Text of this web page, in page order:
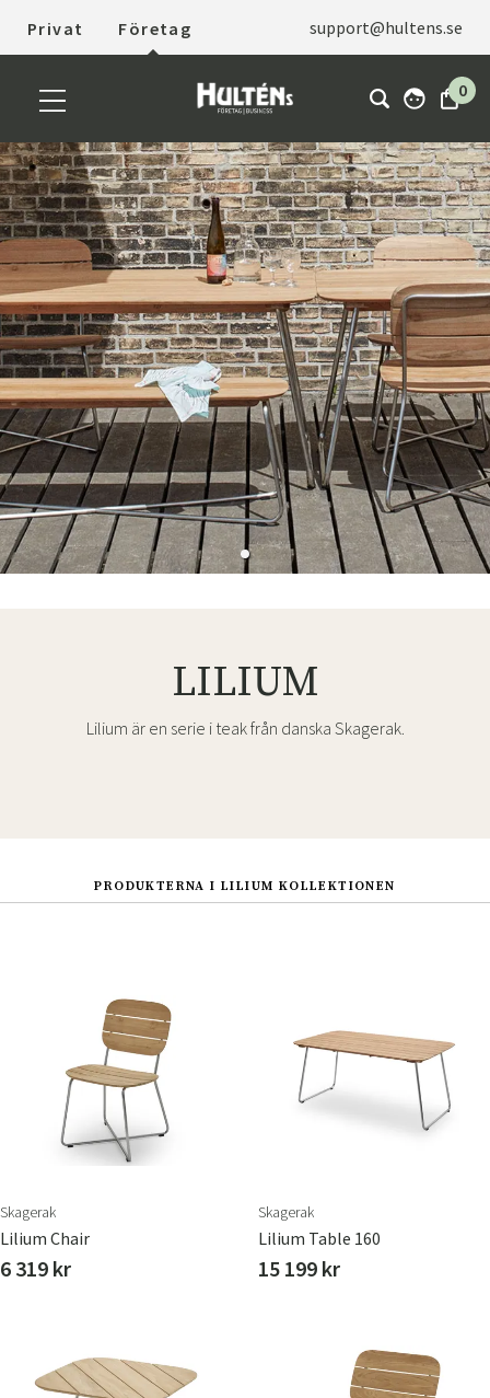
Privat Företag support@hultens.se
0
LILIUM
Lilium är en serie i teak från danska Skagerak.
PRODUKTERNA I LILIUM KOLLEKTIONEN
Skagerak
Lilium Chair
6 319 kr
Skagerak
Lilium Table 160
15 199 kr